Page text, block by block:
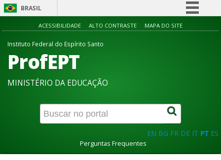
BRASIL
Simplifique!
Canais
ACESSIBILIDADE ALTO CONTRASTE MAPA DO SITE
Instituto Federal do Espírito Santo
ProfEPT
MINISTÉRIO DA EDUCAÇÃO
EN BG FR DE IT PT ES
Perguntas Frequentes